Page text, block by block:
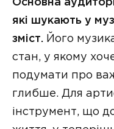
Основна
які шукають у
зміст. Його
стан, у якому
подумати про
глибше. Для
інструмент, що